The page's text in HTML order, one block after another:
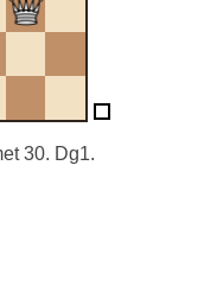
30. Dg1.